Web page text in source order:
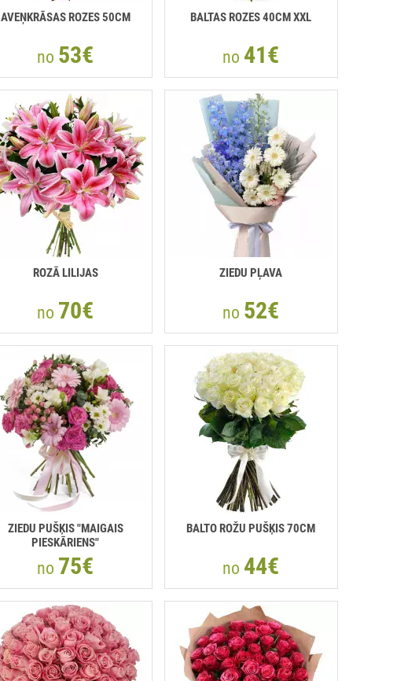
AVEŅKRĀSAS ROZES 50СМ
no 53€
BALTAS ROZES 40СМ XXL
no 41€
ROZĀ LILIJAS
no 70€
ZIEDU PĻAVA
no 52€
ZIEDU PUŠĶIS "MAIGAIS
PIESKĀRIENS"
no 75€
BALTO ROŽU PUŠĶIS 70CM
no 44€